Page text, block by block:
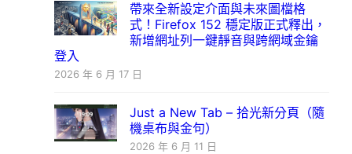
帶來全新設定介面與未來圖檔格
式！Firefox 152 穩定版正式釋出，
新增網址列一鍵靜音與跨網域金鑰
登入
2026 年 6 月 17 日
Just a New Tab – 拾光新分頁（隨
機桌布與金句）
2026 年 6 月 11 日